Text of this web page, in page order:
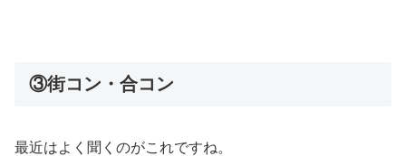
③街コン・合コン
最近はよく聞くのがこれですね。